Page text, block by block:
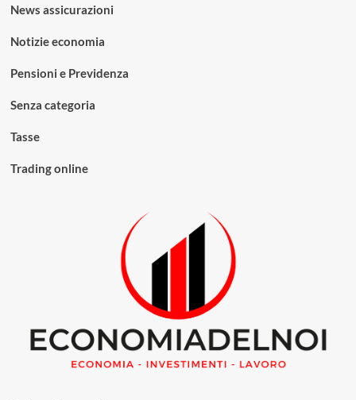
News assicurazioni
Notizie economia
Pensioni e Previdenza
Senza categoria
Tasse
Trading online